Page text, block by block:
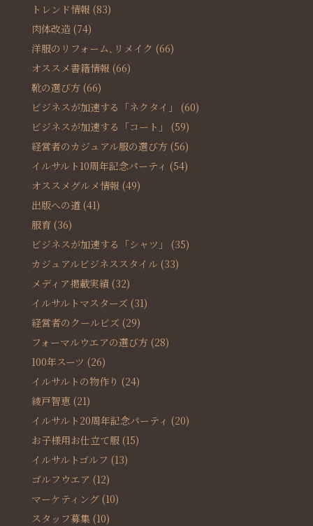
トレンド情報 (83)
肉体改造(74)
洋服のリフォーム､リメイク (66)
オススメ書籍情報 (66)
靴の選び方 (66)
ビジネスが加速する「ネクタイ」
(60)
ビジネスが加速する「コート」
(59)
経営者のカジュアル服の選び方 (56)
イルサルト10周年記念パーティ (54)
オススメグルメ情報 (49)
出版への道(41)
服育(36)
ビジネスが加速する「シャツ」
(35)
カジュアルビジネススタイル(33)
メディア掲載実績(32)
イルサルトマスターズ (31)
経営者のクールビズ (29)
フォーマルウエアの選び方 (28)
100年スーツ (26)
イルサルトの物作り (24)
綾戸智恵 (21)
イルサルト20周年記念パーティ (20)
お子様用お仕立て服(15)
イルサルトゴルフ (13)
ゴルフウエア (12)
マーケティング(10)
スタッフ募集(10)